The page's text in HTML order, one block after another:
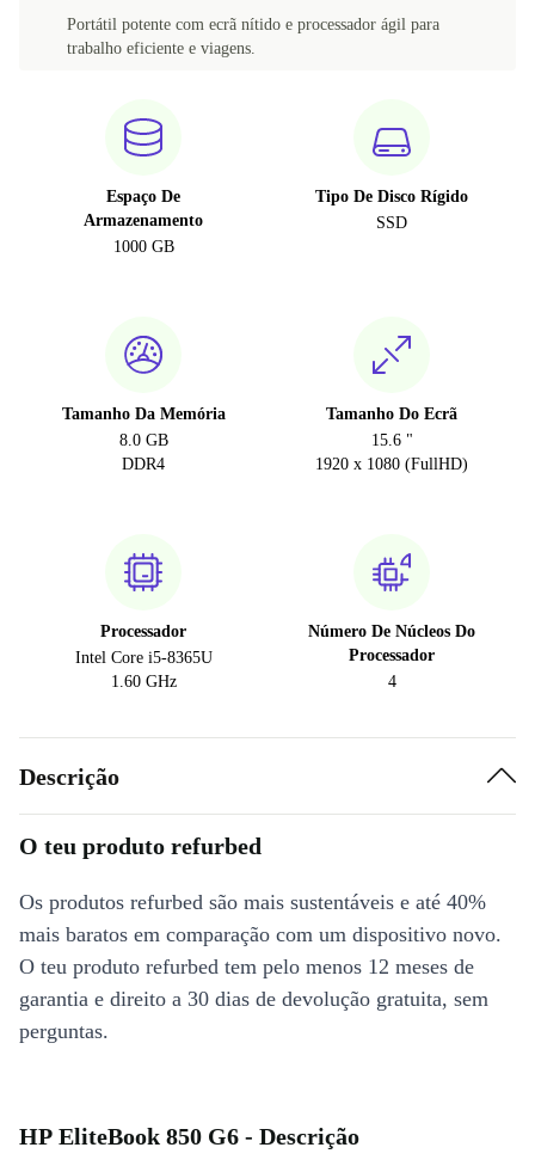
Portátil potente com ecrã nítido e processador ágil para
trabalho eficiente e viagens.
Espaço De
Armazenamento
1000 GB
Tipo De Disco Rígido
SSD
Tamanho Da Memória
8.0 GB
DDR4
Tamanho Do Ecrã
15.6 "
1920 x 1080 (FullHD)
Processador
Intel Core i5-8365U
1.60 GHz
Número De Núcleos Do
Processador
4
Descrição
O teu produto refurbed
Os produtos refurbed são mais sustentáveis e até 40%
mais baratos em comparação com um dispositivo novo.
O teu produto refurbed tem pelo menos 12 meses de
garantia e direito a 30 dias de devolução gratuita, sem
perguntas.
HP EliteBook 850 G6 - Descrição